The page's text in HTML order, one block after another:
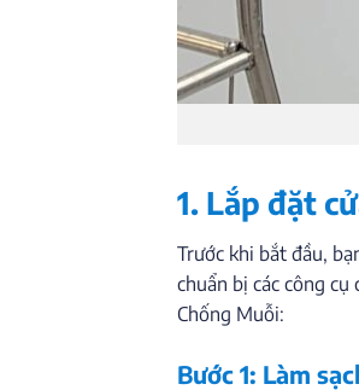
1. Lắp đặt
Trước khi bắt đầu,
chuẩn bị các công
Chống Muỗi:
Bước 1: Làm